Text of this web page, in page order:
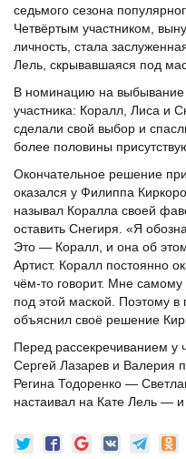
седьмого сезона
Четвёртым участником,
личность, стала
Лель, скрывавшаяся под
В номинацию на выбывание
участника: Коралл, Лиса и
сделали свой выбор и
более половины
Окончательное решение
оказался у Филиппа
называл Коралла своей
оставить Снегиря. «Я
Это — Коралл, и она об
Артист. Коралл постоянно
чём-то говорит. Мне самому
под этой маской. Поэтому
объяснил своё решение
Перед рассекречиванием
Сергей Лазарев и Валерия
Регина Тодоренко —
настаивал на Кате Лель — и